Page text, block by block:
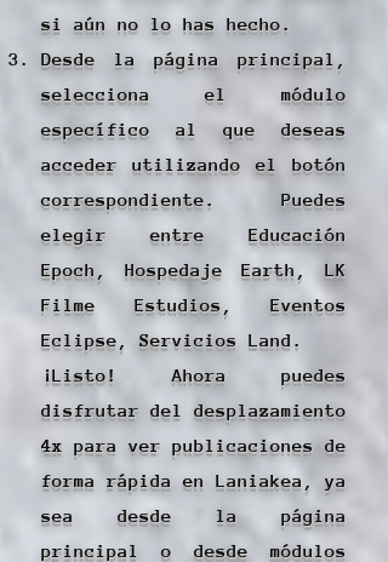
si aún no lo has hecho.
Desde la página principal,
selecciona el módulo
específico al que deseas
acceder utilizando el botón
correspondiente. Puedes
elegir entre Educación
Epoch, Hospedaje Earth, LK
Filme Estudios, Eventos
Eclipse, Servicios Land.
¡Listo! Ahora puedes
disfrutar del desplazamiento
4x para ver publicaciones de
forma rápida en Laniakea, ya
sea desde la página
principal o desde módulos